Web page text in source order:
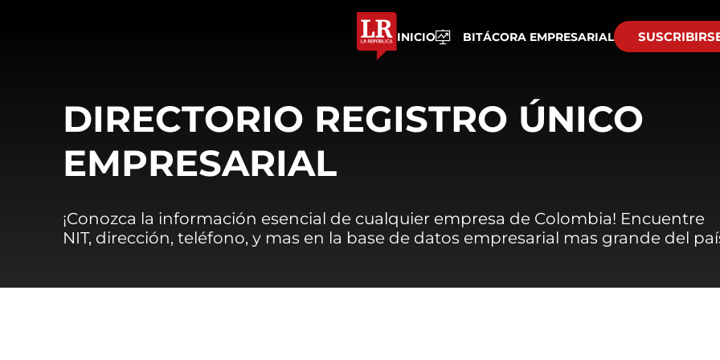
INICIO BITÁCORA EMPRESARIAL
DIRECTORIO REGISTRO ÚNICO
EMPRESARIAL
¡Conozca la información esencial de cualquier empresa de Colombia! Encuentre
NIT, dirección, teléfono, y mas en la base de datos empresarial mas grande del